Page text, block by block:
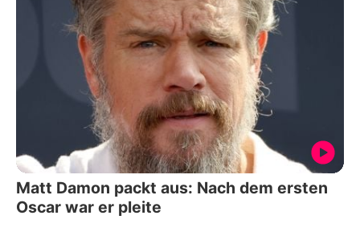
Matt Damon packt aus: Nach dem ersten
Oscar war er pleite